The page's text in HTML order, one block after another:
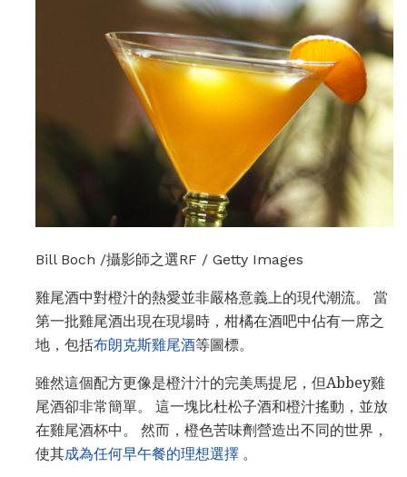
Bill Boch /攝影師之選RF / Getty Images
雞尾酒中對橙汁的熱愛並非嚴格意義上的現代潮流。 當
第一批雞尾酒出現在現場時，柑橘在酒吧中佔有一席之
地，包括布朗克斯雞尾酒等圖標。
雖然這個配方更像是橙汁汁的完美馬提尼，但Abbey雞
尾酒卻非常簡單。 這一塊比杜松子酒和橙汁搖動，並放
在雞尾酒杯中。 然而，橙色苦味劑營造出不同的世界，
使其成為任何早午餐的理想選擇 。